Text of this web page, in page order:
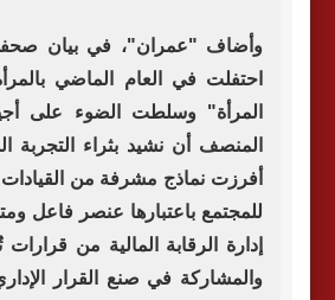
وأضاف "عمران"، في بيان صحفي،
احتفلت في العام الماضي
المرأة" وسلطت الضوء على
المنصف أن نشيد بثراء التجربة
أفرزت نماذج مشرفة من القيادات
للمجتمع باعتبارها عنصر فاعل
إدارة الرقابة المالية من
والمشاركة في صنع القرار